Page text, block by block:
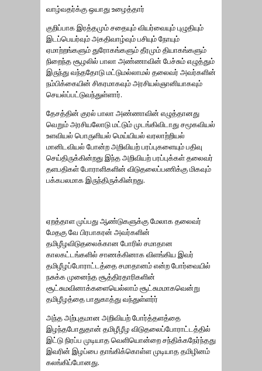
வாழ்வதர்க்கு ஒயாது உழைத்தார்
குறிப்பாக இரத்தமும் சதையும் வியர்வையும் புழுதியும்
இடப்பெயர்வும் அகதிவாழ்வும் பசியும் நோயும்
ஏமாற்றங்களும் துரோகங்களும் தீரமும் தியாகங்களும்
நிறைந்த சூழலில் பாலா அண்ணாவின் பேச்சும் எழுத்தும்
இருந்து வந்ததோடு மட்டுமல்லாமல் தலைவர் அவர்களின்
நம்பிக்கையின் சிகரமாகவும் அரசியல்ஞானியாகவும்
செயல்ப்பட்டுவந்துள்ளார்.
தேசத்தின் குரல் பாலா அண்ணாவின் எழுத்தானது
வெறும் அரசியலோடு மட்டும் முடங்கிவிடாது சமூகவியல்
உளவியல் பொருளியல் மெய்யியல் வரலாற்றியல்
மானிடவியல் போன்ற அறிவியற் பரப்புகளையும் பதிவு
செய்திருக்கின்றது இந்த அறிவியற் பரப்புக்கள் தலைவர்
தளபதிகள் போராளிகளின் விடுதலைப்பணிக்கு மிகவும்
பக்கபலமாக இருந்திருக்கின்றது.
ஏறத்தாள முப்பது ஆண்டுகளுக்கு மேலாக தலைவர்
மேதகு வே பிரபாகரன் அவர்களின்
தமிழீழவிடுதலைக்கான போரில் சமாதான
காலகட்டங்களில் சாணக்கினாக விளங்கிய இவர்
தமிழீழப்போராட்டத்தை சமாதானம் என்ற போர்வையில்
நசுக்க முனைந்த சூத்திரதாரிகளின்
சூட்சுமவினாக்களையெல்லாம் சூட்சுமமாகவென்று
தமிழீழத்தை பாதுகாத்து வந்துள்ளர்ர்
அந்த அற்புதமான அறிவியற் போர்த்தளத்தை
இழந்தபோதுதான் தமிழீழீழ விடுதலைப்போராட்டத்தில்
இட்டு நிரப்ப முடியாத வெளியொன்றை சந்திக்கநேர்ந்தது
இவரின் இழப்பை தாங்கிக்கொள்ள முடியாத தமிழினம்
கலங்கிப்போனது.